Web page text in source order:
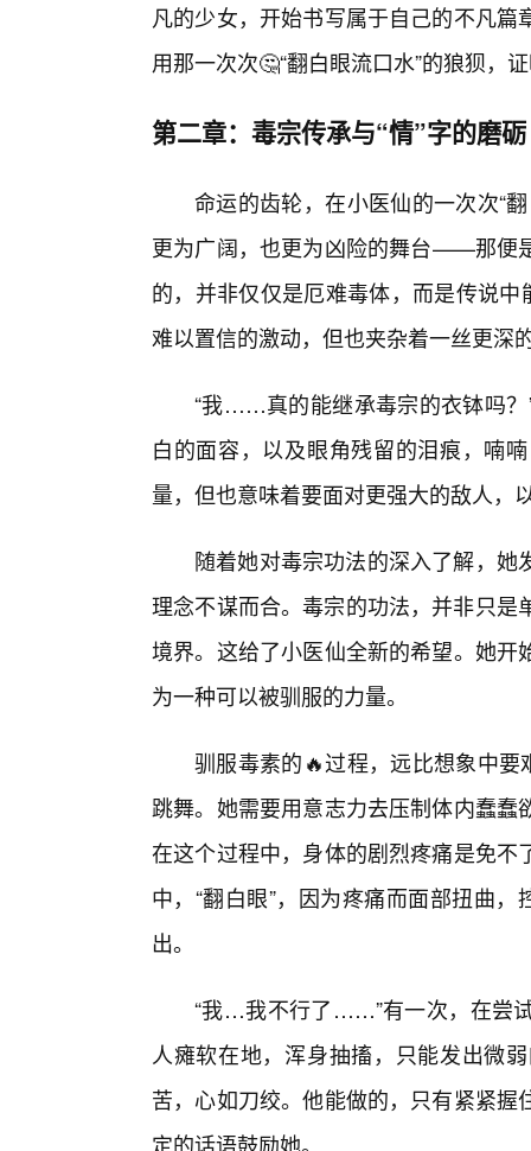
凡的少女，开始书写属于自己的不凡
用那一次次🤔“翻白眼流口水”的狼狈，
第二章：毒宗传承与“情”字的磨砺
命运的齿轮，在小医仙的一次次“
更为广阔，也更为凶险的舞台——那便
的，并非仅仅是厄难毒体，而是传说
难以置信的激动，但也夹杂着一丝更深
“我……真的能继承毒宗的衣钵吗？
白的面容，以及眼角残留的泪痕，喃
量，但也意味着要面对更强大的敌人，
随着她对毒宗功法的深入了解，
理念不谋而合。毒宗的功法，并非只是
境界。这给了小医仙全新的希望。她
为一种可以被驯服的力量。
驯服毒素的🔥过程，远比想象中要
跳舞。她需要用意志力去压制体内蠢
在这个过程中，身体的剧烈疼痛是免
中，“翻白眼”，因为疼痛而面部扭曲
出。
“我…我不行了……”有一次，在尝
人瘫软在地，浑身抽搐，只能发出微
苦，心如刀绞。他能做的，只有紧紧
定的话语鼓励她。